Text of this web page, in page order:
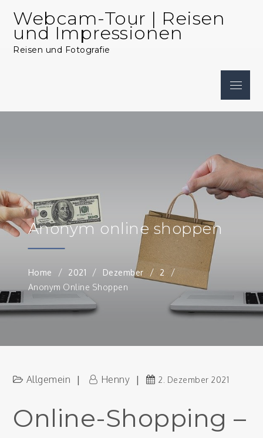
content
Webcam-Tour | Reisen
und Impressionen
Reisen und Fotografie
Menu
Anonym online shoppen
Home 2021 Dezember
2
Anonym Online Shoppen
Allgemein Henny 2. Dezember 2021
Online-Shopping –